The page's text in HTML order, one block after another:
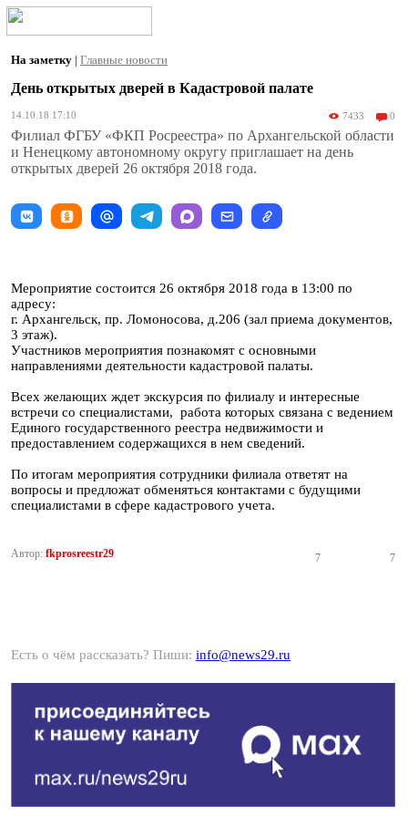
На заметку | Главные новости
День открытых дверей в Кадастровой палате
14.10.18 17:10 7433 0
Филиал ФГБУ «ФКП Росреестра» по Архангельской области
и Ненецкому автономному округу приглашает на день
открытых дверей 26 октября 2018 года.
Мероприятие состоится 26 октября 2018 года в 13:00 по
адресу:
г. Архангельск, пр. Ломоносова, д.206 (зал приема документов,
3 этаж).
Участников мероприятия познакомят с основными
направлениями деятельности кадастровой палаты.
Всех желающих ждет экскурсия по филиалу и интересные
встречи со специалистами, работа которых связана с ведением
Единого государственного реестра недвижимости и
предоставлением содержащихся в нем сведений.
По итогам мероприятия сотрудники филиала ответят на
вопросы и предложат обменяться контактами с будущими
специалистами в сфере кадастрового учета.
Автор: fkprosreestr29 7 7
Есть о чём рассказать? Пиши: info@news29.ru